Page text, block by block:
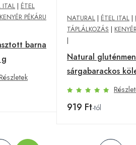
ITAL | ÉTEL
KENYÉR PÉKÁRU
barna
NATURAL | ÉTEL ITAL |
TÁPLÁLKOZÁS |
|
Natural
sárgabarackos
batyu 140 g
919 Ft-tól